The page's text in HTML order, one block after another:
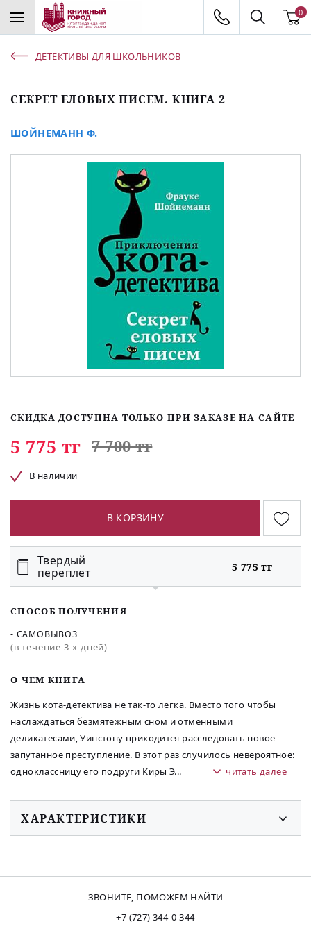
0
ДЕТЕКТИВЫ ДЛЯ ШКОЛЬНИКОВ
СЕКРЕТ ЕЛОВЫХ ПИСЕМ. КНИГА 2
ШОЙНЕМАНН Ф.
O ЧЕМ КНИГА
Жизнь кота-детектива не так-то легка. Вместо того чтобы
наслаждаться безмятежным сном и отменными
деликатесами, Уинстону приходится расследовать новое
запутанное преступление. В этот раз случилось невероятное:
одноклассницу его подруги Киры Э... читать далее
СКИДКА ДОСТУПНА ТОЛЬКО ПРИ ЗАКАЗЕ НА САЙТЕ
5 775 тг 7 700 тг
В наличии
В КОРЗИНУ
Твердый
переплет
5 775 тг
СПОСОБ ПОЛУЧЕНИЯ
- САМОВЫВОЗ
(в течение 3-х дней)
ХАРАКТЕРИСТИКИ
ЗВОНИТЕ, ПОМОЖЕМ НАЙТИ
+7 (727) 344-0-344